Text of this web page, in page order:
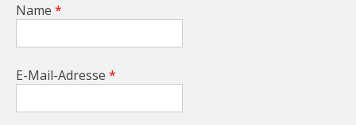
Name *
E-Mail-Adresse *